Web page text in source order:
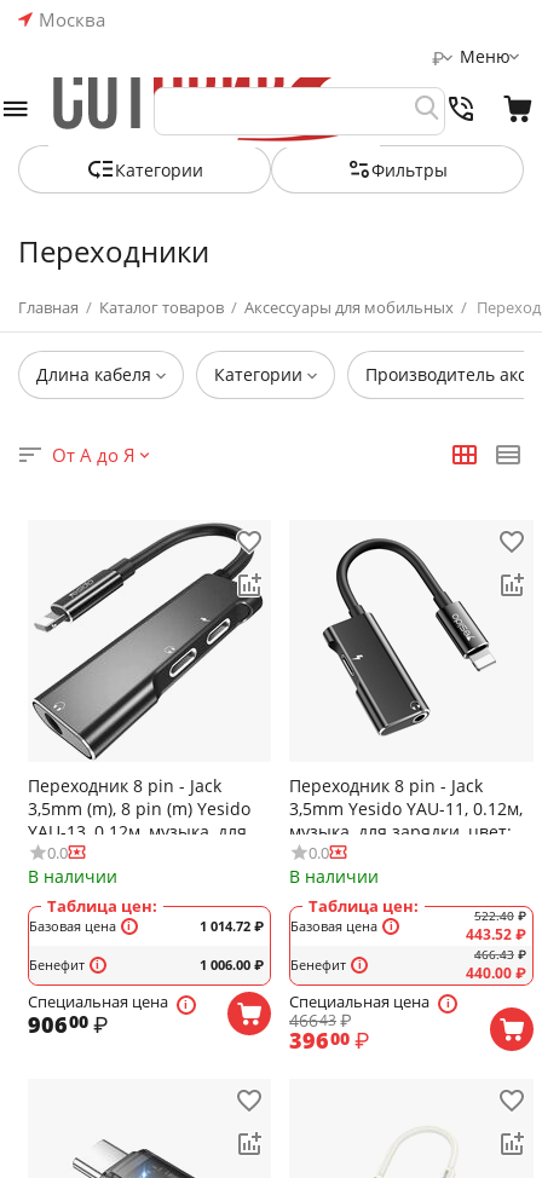
Москва
Меню
₽
Категории Фильтры
Переходники
Главная / Каталог товаров / Аксессуары для мобильных /
Длина кабеля Категории Производитель
От А до Я
Переходник 8 pin - Jack
3,5mm (m), 8 pin (m) Yesido
YAU-13, 0.12м, музыка, для
зарядки, цвет: чёрный
0.0
В наличии
Таблица цен:
Базовая цена
Бенефит
1 014.72 ₽
1 006.00 ₽
Специальная цена
90600 ₽
Переходник 8 pin - Jack
3,5mm Yesido YAU-11, 0.12м,
музыка, для зарядки, цвет:
чёрный
0.0
В наличии
Таблица цен:
Базовая цена
Бенефит
522.40 ₽
443.52₽
466.43 ₽
440.00₽
Специальная цена
46643₽
39600 ₽